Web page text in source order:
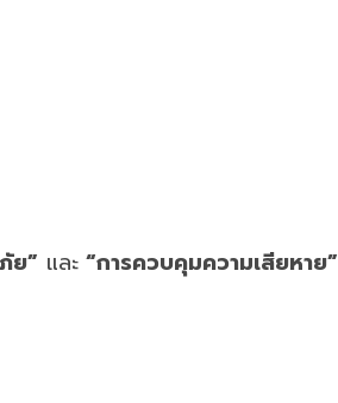
ย” และ “การควบคุมความเสียหาย”